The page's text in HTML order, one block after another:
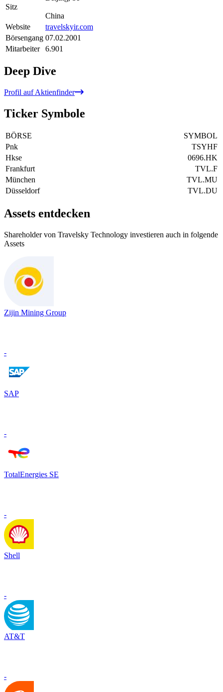
Sitz
China
Website
travelskyir.com
Börsengang 07.02.2001
Mitarbeiter
6.901
Deep Dive
Profil auf Aktienfinder
Ticker Symbole
BÖRSE
SYMBOL
Pnk
TSYHF
Hkse
0696.HK
Frankfurt
TVL.F
München
TVL.MU
Düsseldorf
TVL.DU
Assets entdecken
Shareholder von Travelsky Technology investieren auch in folgende
Assets
Zijin Mining Group
-
SAP
-
TotalEnergies SE
-
Shell
-
AT&T
-